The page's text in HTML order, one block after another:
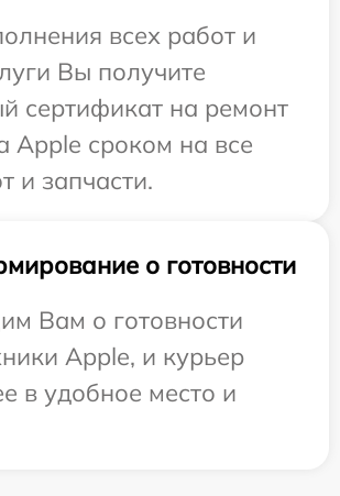
всех работ и
Вы получите
сертификат на ремонт
Apple сроком на все
и запчасти.
о готовности
Вам о готовности
Apple, и курьер
в удобное место и